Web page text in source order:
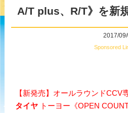
A/T plus、R/T》を新
2017/
Sponsored
【新発売】オールラウンドCCV
タイヤトーヨー《OPEN